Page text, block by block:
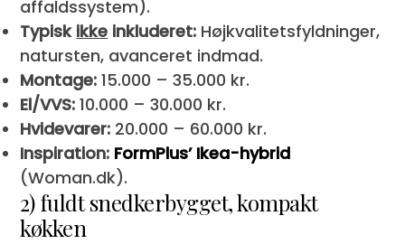
affaldssystem).
Typisk ikke inkluderet: Højkvalitetsfyldninger,
natursten, avanceret indmad.
Montage: 15.000 – 35.000 kr.
El/VVS: 10.000 – 30.000 kr.
Hvidevarer: 20.000 – 60.000 kr.
Inspiration: FormPlus’ Ikea-hybrid
(Woman.dk).
2) fuldt snedkerbygget, kompakt
køkken